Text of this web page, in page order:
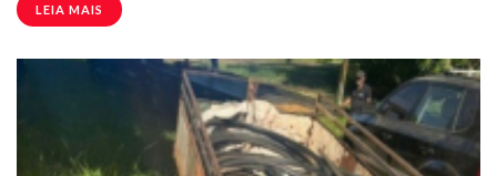
LEIA MAIS